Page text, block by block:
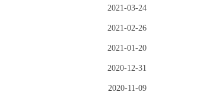
2021-03-24
2021-02-26
2021-01-20
2020-12-31
2020-11-09